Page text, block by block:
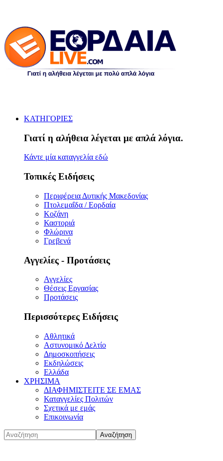
ΚΑΤΗΓΟΡΙΕΣ
Γιατί η αλήθεια λέγεται με απλά λόγια.
Κάντε μία καταγγελία εδώ
Τοπικές Ειδήσεις
Περιφέρεια Δυτικής Μακεδονίας
Πτολεμαΐδα / Εορδαία
Κοζάνη
Καστοριά
Φλώρινα
Γρεβενά
Αγγελίες - Προτάσεις
Αγγελίες
Θέσεις Εργασίας
Προτάσεις
Περισσότερες Ειδήσεις
Αθλητικά
Αστυνομικό Δελτίο
Δημοσκοπήσεις
Εκδηλώσεις
Ελλάδα
ΧΡΗΣΙΜΑ
ΔΙΑΦΗΜΙΣΤΕΙΤΕ ΣΕ ΕΜΑΣ
Καταγγελίες Πολιτών
Σχετικά με εμάς
Επικοινωνία